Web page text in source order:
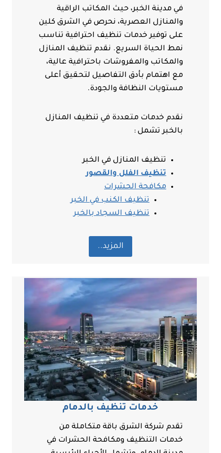
في مدينة الخبر، حيث المكاتب الراقية
والمنازل العصرية، نحرص في الشرق كلين
على توفير خدمات تنظيف احترافية تناسب
نمط الحياة السريع. نقدم تنظيف المنازل
والمكاتب والمفروشات باحترافية عالية،
مع اهتمام بأدق التفاصيل لتحقيق أعلى
مستويات النظافة والجودة.
نقدم خدمات متعددة في تنظيف المنازل
بالخبر تشمل :
تنظيف المنازل في الخبر
تنظيف الفلل والقصور
مكافحة الحشرات
تنظيف الكنب في الخبر
تنظيف السجاد بالخبر
المزيد..
خدمات تنظيف بالدمام
تقدم شركة الشرق باقة متكاملة من
خدمات التنظيف ومكافحة الحشرات في